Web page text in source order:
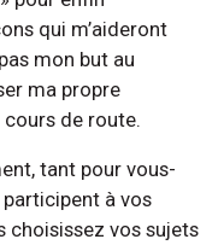
qui m’aideront
mon but au
ma propre
cours de route.
tant pour vous-
à vos
choisissez vos sujets